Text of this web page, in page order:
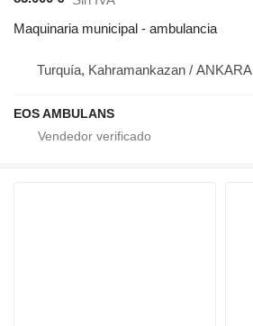
Maquinaria municipal - ambulancia
Turquía, Kahramankazan / ANKARA
EOS AMBULANS